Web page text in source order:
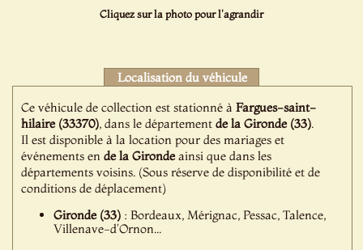
Cliquez sur la photo pour l'agrandir
Localisation du véhicule
Ce véhicule de collection est stationné àFargues-saint-
hilaire (33370), dans le départementde la Gironde (33).
Il est disponible à la location pour des mariages et
événements ende la Girondeainsi que dans les
départements voisins. (Sous réserve de disponibilité et de
conditions de déplacement)
Gironde (33) : Bordeaux, Mérignac, Pessac, Talence,
Villenave-d'Ornon...